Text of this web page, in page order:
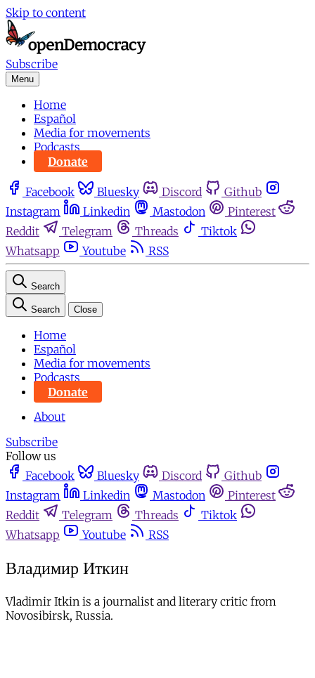
Skip to content
Subscribe
Menu
Home
Español
Media for movements
Podcasts
Donate
Facebook Bluesky Discord
Github
Instagram
Linkedin Mastodon
Pinterest
Reddit
Telegram Threads
Tiktok
Whatsapp
Youtube RSS
Search
Search Close
Home
Español
Media for movements
Podcasts
Donate
About
Subscribe
Follow us
Facebook
Bluesky Discord
Github
Instagram
Linkedin Mastodon
Pinterest
Reddit
Telegram Threads
Tiktok
Whatsapp
Youtube RSS
Владимир Иткин
Vladimir Itkin is a journalist and literary critic from
Novosibirsk, Russia.